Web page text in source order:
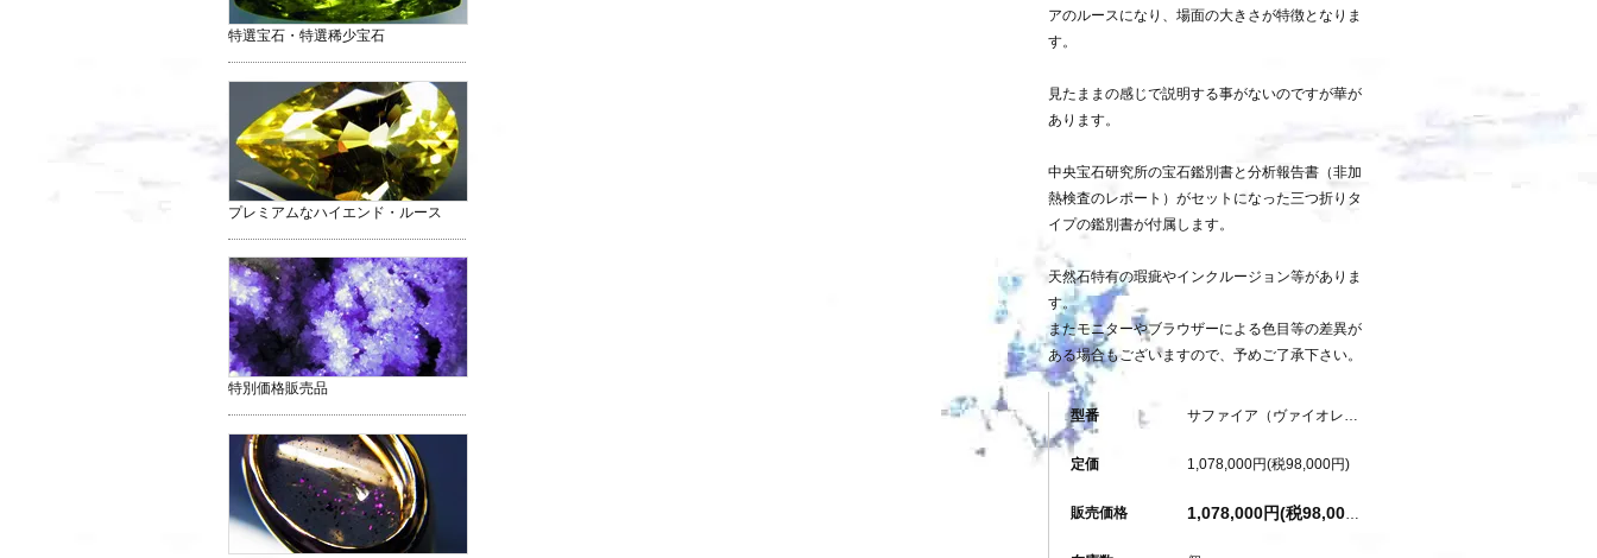
アのルースになり、場面の大きさが特徴となりま
す。
見たままの感じで説明する事がないのですが華が
あります。
中央宝石研究所の宝石鑑別書と分析報告書（非加
熱検査のレポート）がセットになった三つ折りタ
イプの鑑別書が付属します。
天然石特有の瑕疵やインクルージョン等がありま
す。
またモニターやブラウザーによる色目等の差異が
ある場合もございますので、予めご了承下さい。
型番 サファイア（ヴァイオレット）：4.405ct（非加熱：中宝研鑑別書付属）
定価 1,078,000円(税98,000円)
販売価格
特選宝石・特選稀少宝石
プレミアムなハイエンド・ルース
特別価格販売品